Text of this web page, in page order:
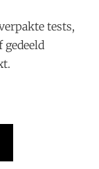
tests,
gedeeld